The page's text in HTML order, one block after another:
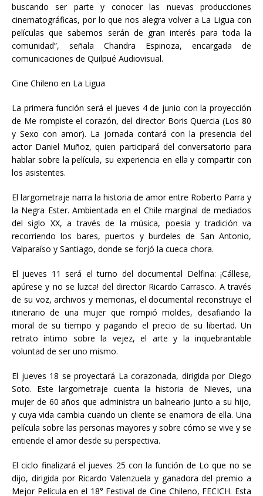
buscando ser parte y conocer las nuevas producciones
cinematográficas, por lo que nos alegra volver a La Ligua con
películas que sabemos serán de gran interés para toda la
comunidad”, señala Chandra Espinoza, encargada de
comunicaciones de Quilpué Audiovisual.
Cine Chileno en La Ligua
La primera función será el jueves 4 de junio con la proyección
de Me rompiste el corazón, del director Boris Quercia (Los 80
y Sexo con amor). La jornada contará con la presencia del
actor Daniel Muñoz, quien participará del conversatorio para
hablar sobre la película, su experiencia en ella y compartir con
los asistentes.
El largometraje narra la historia de amor entre Roberto Parra y
la Negra Ester. Ambientada en el Chile marginal de mediados
del siglo XX, a través de la música, poesía y tradición va
recorriendo los bares, puertos y burdeles de San Antonio,
Valparaíso y Santiago, donde se forjó la cueca chora.
El jueves 11 será el turno del documental Delfina: ¡Cállese,
apúrese y no se luzca! del director Ricardo Carrasco. A través
de su voz, archivos y memorias, el documental reconstruye el
itinerario de una mujer que rompió moldes, desafiando la
moral de su tiempo y pagando el precio de su libertad. Un
retrato íntimo sobre la vejez, el arte y la inquebrantable
voluntad de ser uno mismo.
El jueves 18 se proyectará La corazonada, dirigida por Diego
Soto. Este largometraje cuenta la historia de Nieves, una
mujer de 60 años que administra un balneario junto a su hijo,
y cuya vida cambia cuando un cliente se enamora de ella. Una
película sobre las personas mayores y sobre cómo se vive y se
entiende el amor desde su perspectiva.
El ciclo finalizará el jueves 25 con la función de Lo que no se
dijo, dirigida por Ricardo Valenzuela y ganadora del premio a
Mejor Película en el 18° Festival de Cine Chileno, FECICH. Esta